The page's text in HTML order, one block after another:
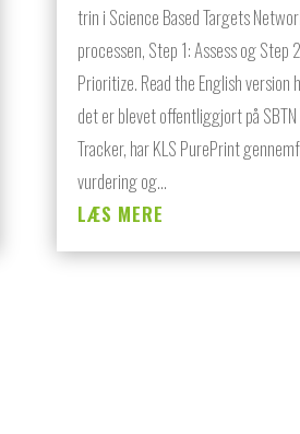
trin i Science Based Targets
processen, Step 1: Assess og Step
Prioritize. Read the English version
det er blevet offentliggjort på
Tracker, har KLS PurePrint
vurdering og...
LÆS MERE